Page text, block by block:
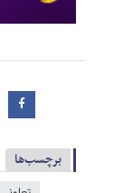
برچسب‌ها